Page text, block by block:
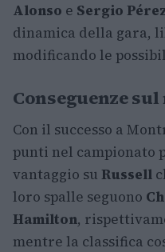
Alonso e Sergio
dinamica della gara,
modificando le
Conseguenze
Con il successo a
punti nel campionato
vantaggio su Russell
loro spalle seguono
Hamilton,
mentre la classifica